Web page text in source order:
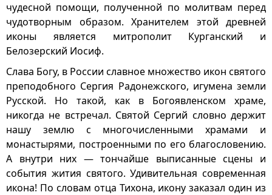
чудесной помощи, полученной по молитвам перед
чудотворным образом. Хранителем этой древней
иконы является митрополит Курганский и
Белозерский Иосиф.
Слава Богу, в России славное множество икон святого
преподобного Сергия Радонежского, игумена земли
Русской. Но такой, как в Богоявленском храме,
никогда не встречал. Святой Сергий словно держит
нашу землю с многочисленными храмами и
монастырями, построенными по его благословению.
А внутри них — тончайше выписанные сцены и
события жития святого. Удивительная современная
икона! По словам отца Тихона, икону заказал один из